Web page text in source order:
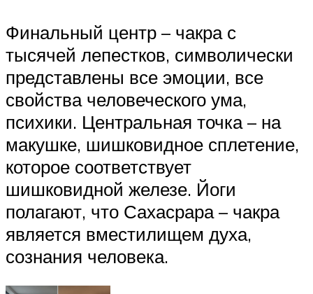
Финальный центр – чакра с
тысячей лепестков, символически
представлены все эмоции, все
свойства человеческого ума,
психики. Центральная точка – на
макушке, шишковидное сплетение,
которое соответствует
шишковидной железе. Йоги
полагают, что Сахасрара – чакра
является вместилищем духа,
сознания человека.